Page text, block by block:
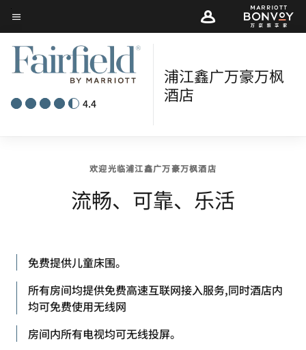
Skip
to
main
content
菜单文本
4.4
浦江鑫广万豪万枫
酒店
欢迎光临浦江鑫广万豪万枫酒店
流畅、可靠、乐活
免费提供儿童床围。
所有房间均提供免费高速互联网接入服务,同时酒店内
均可免费使用无线网
房间内所有电视均可无线投屏。